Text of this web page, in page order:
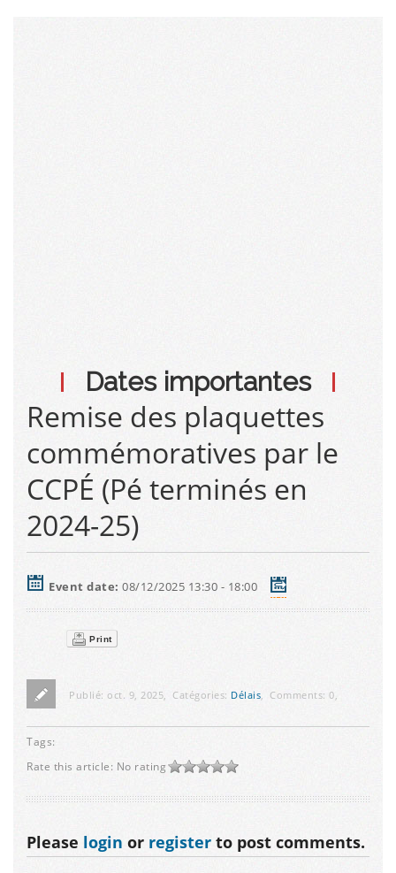
Dates importantes
Remise des plaquettes
commémoratives par le
CCPÉ (Pé terminés en
2024-25)
Event date: 08/12/2025 13:30 - 18:00
Print
Publié: oct. 9, 2025 Catégories: Délais Comments: 0
Tags:
Rate this article: No rating
Please login or register to post comments.